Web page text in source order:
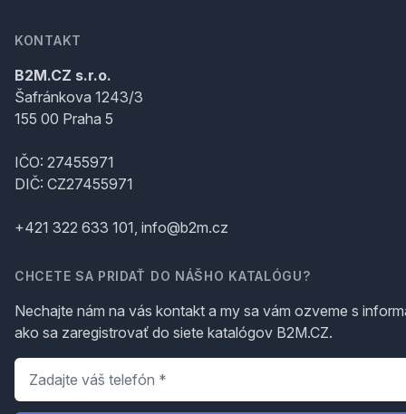
KONTAKT
B2M.CZ s.r.o.
Šafránkova 1243/3
155 00 Praha 5
IČO: 27455971
DIČ: CZ27455971
+421 322 633 101, info@b2m.cz
CHCETE SA PRIDAŤ DO NÁŠHO KATALÓGU?
Nechajte nám na vás kontakt a my sa vám ozveme s
ako sa zaregistrovať do siete katalógov B2M.CZ.
Telefón